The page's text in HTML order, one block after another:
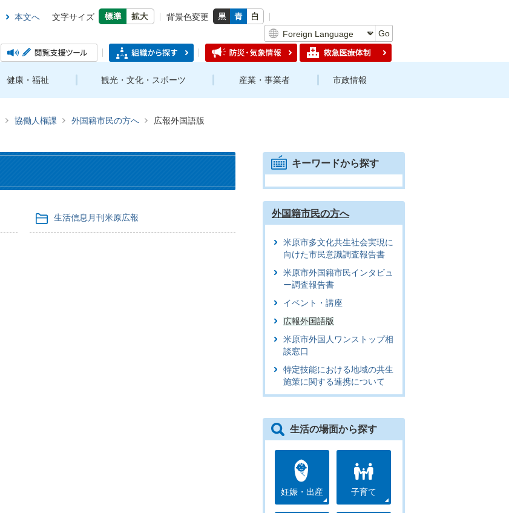
本文へ 文字サイズ
背景色変更
Go
健康・福祉 観光・文化・スポーツ 産業・事業者 市政情報
協働人権課 外国籍市民の方へ 広報外国語版
生活信息月刊米原広報
キーワードから探す
外国籍市民の方へ
米原市多文化共生社会実現に
向けた市民意識調査報告書
米原市外国籍市民インタビュ
ー調査報告書
イベント・講座
広報外国語版
米原市外国人ワンストップ相
談窓口
特定技能における地域の共生
施策に関する連携について
生活の場面から探す
妊娠・出産 子育て